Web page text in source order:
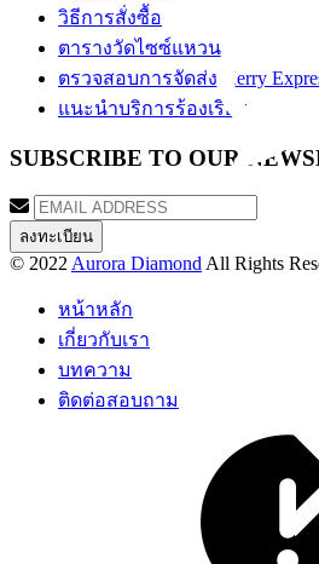
วิธีการสั่งซื้อ
ตารางวัดไซซ์แหวน
ตรวจสอบการจัดส่ง Kerry
แนะนำบริการร้องเรียน
SUBSCRIBE TO OUR
© 2022 Aurora Diamond All Rights
หน้าหลัก
เกี่ยวกับเรา
บทความ
ติดต่อสอบถาม